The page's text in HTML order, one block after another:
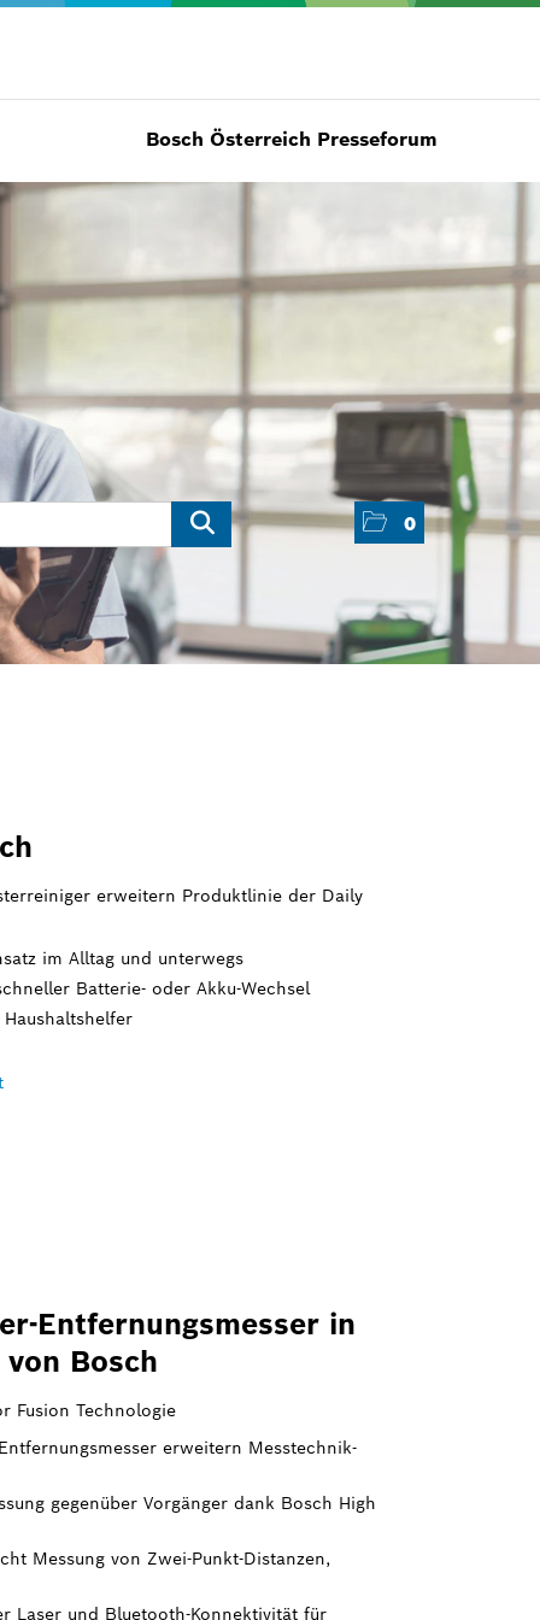
0
Bosch Österreich Presseforum
erweitern Produktlinie der Daily
im Alltag und unterwegs
Batterie- oder Akku-Wechsel
Entfernungsmesser in
Bosch
Fusion Technologie
erweitern Messtechnik-
gegenüber Vorgänger dank Bosch High
Messung von Zwei-Punkt-Distanzen,
Laser und Bluetooth-Konnektivität für